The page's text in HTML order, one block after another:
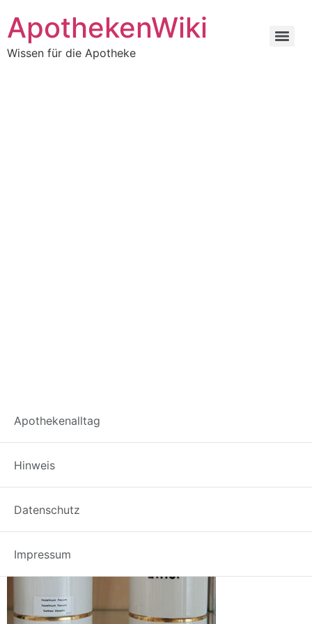
ApothekenWiki
Wissen für die Apotheke
Apothekenalltag
Hinweis
Datenschutz
Impressum
Weiche-Zinkpaste-
Pasta-Zinci-Mollis